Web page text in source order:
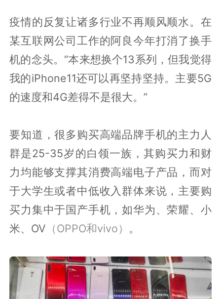
疫情的反复让诸多行业不再顺风顺水。在
某互联网公司工作的阿良今年打消了换手
机的念头。“本来想换个13系列，但我觉得
我的iPhone11还可以再坚持坚持。主要5G
的速度和4G差得不是很大。”
要知道，很多购买高端品牌手机的主力人
群是25-35岁的白领一族，其购买力和财
力均能够支撑其消费高端电子产品，而对
于大学生或者中低收入群体来说，主要购
买力集中于国产手机，如华为、荣耀、小
米、OV （OPPO和vivo） 。